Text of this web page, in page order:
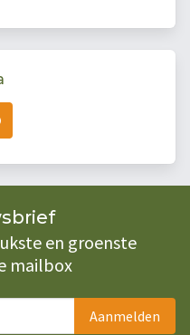
en groenste
mailbox
Aanmelden